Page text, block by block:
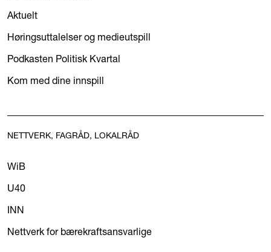
Aktuelt
Høringsuttalelser og medieutspill
Podkasten Politisk Kvartal
Kom med dine innspill
NETTVERK, FAGRÅD, LOKALRÅD
WiB
U40
INN
Nettverk for bærekraftsansvarlige